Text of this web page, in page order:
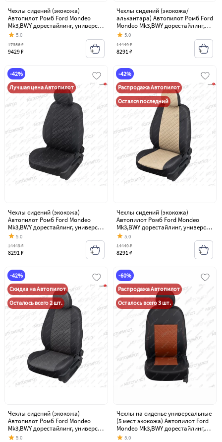
Чехлы сидений (экокожа)
Автопилот Ромб Ford Mondeo
Mk3,BWY дорестайлинг, универсал
(2000-2003)
5.0
9429 ₽
17356 ₽
Чехлы сидений (экокожа/
алькантара) Автопилот Ромб Ford
Mondeo Mk3,BWY дорестайлинг,
универсал (2000-2003)
5.0
8291 ₽
14449 ₽
-42%
Лучшая цена Автопилот
Чехлы сидений (экокожа)
Автопилот Ромб Ford Mondeo
Mk3,BWY дорестайлинг, универсал
(2000-2003)
5.0
8291 ₽
14449 ₽
-42%
Распродажа Автопилот
Остался последний
Чехлы сидений (экокожа)
Автопилот Ромб Ford Mondeo
Mk3,BWY дорестайлинг, универсал
(2000-2003)
5.0
8291 ₽
14449 ₽
-42%
Скидка на Автопилот
Осталось всего 2 шт.
Чехлы сидений (экокожа)
Автопилот Ромб Ford Mondeo
Mk3,BWY дорестайлинг, универсал
(2000-2003)
5.0
-60%
Распродажа Автопилот
Осталось всего 3 шт.
Чехлы на сиденье универсальные
(5 мест экокожа) Автопилот Ford
Mondeo Mk3,BWY дорестайлинг,
универсал (2000-2003)
5.0